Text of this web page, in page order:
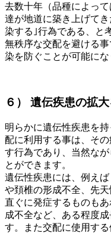
去数十年（品種によっ
達が地道に築き上げて
染する｣行為である、と
無秩序な交配を避ける
染を防ぐことが可能にな
６） 遺伝疾患の拡
明らかに遺伝性疾患を
配に利用する事は、そ
す行為であり、当然な
とができます。
遺伝性疾患には、例え
や頚椎の形成不全、先
直ぐに発症するものも
成不全など、ある程度
す。また交配に使用す